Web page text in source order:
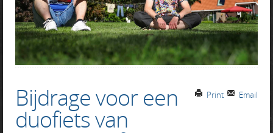
Email
Print
Bijdrage voor een
duofiets van